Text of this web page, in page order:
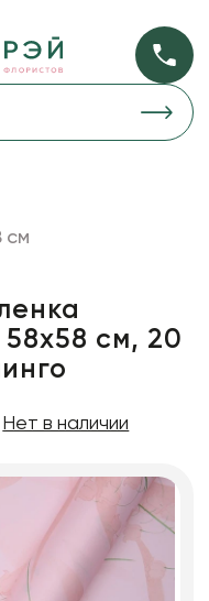
для
см
см, 20
Нет в наличии